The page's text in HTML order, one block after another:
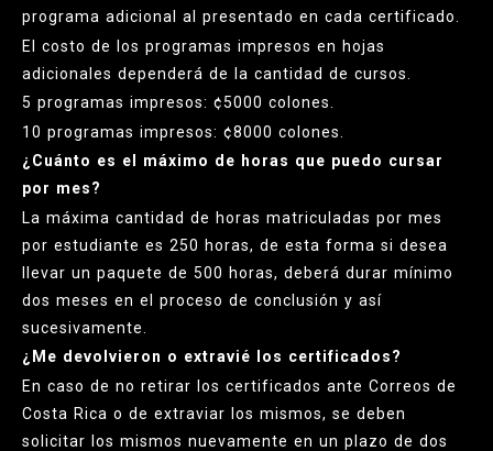
programa adicional al presentado en cada certificado.
El costo de los programas impresos en hojas
adicionales dependerá de la cantidad de cursos.
5 programas impresos: ¢5000 colones.
10 programas impresos: ¢8000 colones.
¿Cuánto es el máximo de horas que puedo cursar
por mes?
La máxima cantidad de horas matriculadas por mes
por estudiante es 250 horas, de esta forma si desea
llevar un paquete de 500 horas, deberá durar mínimo
dos meses en el proceso de conclusión y así
sucesivamente.
¿Me devolvieron o extravié los certificados?
En caso de no retirar los certificados ante Correos de
Costa Rica o de extraviar los mismos, se deben
solicitar los mismos nuevamente en un plazo de dos